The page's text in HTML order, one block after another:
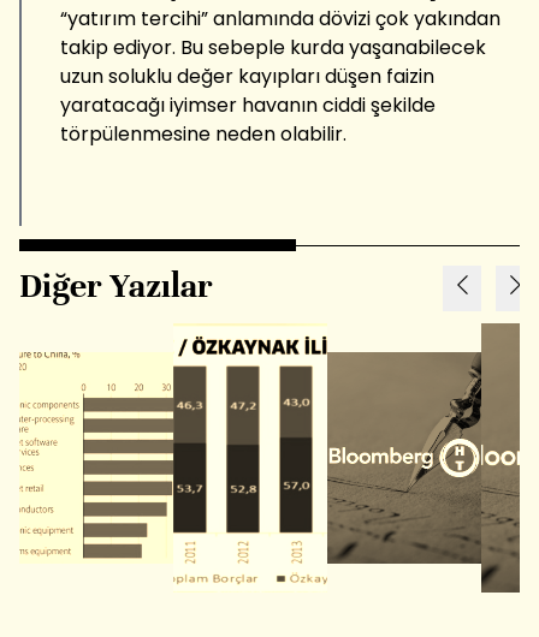
“yatırım tercihi” anlamında dövizi çok yakından
takip ediyor. Bu sebeple kurda yaşanabilecek
uzun soluklu değer kayıpları düşen faizin
yaratacağı iyimser havanın ciddi şekilde
törpülenmesine neden olabilir.
Diğer Yazılar